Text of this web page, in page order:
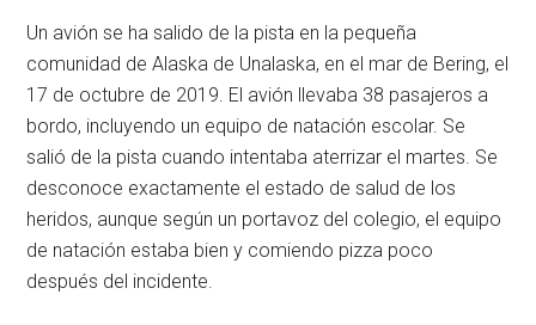
Un avión se ha salido de la pista en la pequeña
comunidad de Alaska de Unalaska, en el mar de Bering, el
17 de octubre de 2019. El avión llevaba 38 pasajeros a
bordo, incluyendo un equipo de natación escolar. Se
salió de la pista cuando intentaba aterrizar el martes. Se
desconoce exactamente el estado de salud de los
heridos, aunque según un portavoz del colegio, el equipo
de natación estaba bien y comiendo pizza poco
después del incidente.